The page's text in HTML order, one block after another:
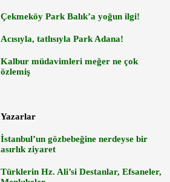
Çekmeköy Park Balık’a yoğun ilgi!
Acısıyla, tatlısıyla Park Adana!
Kalbur müdavimleri meğer ne çok
özlemiş
Yazarlar
İstanbul’un gözbebeğine nerdeyse bir
asırlık ziyaret
Türklerin Hz. Ali’si Destanlar, Efsaneler,